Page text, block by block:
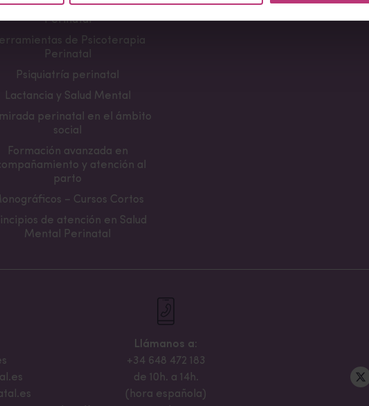
en Salud Mental
Perinatal
de Psicoterapia
Perinatal
Psiquiatría perinatal
Lactancia y Salud Mental
mirada perinatal en el ámbito
social
Formación avanzada en
y atención al
parto
– Cursos Cortos
de atención en Salud
Mental Perinatal
Llámanos a:
+34 648 472 183
de 10h. a 14h.
(hora española)